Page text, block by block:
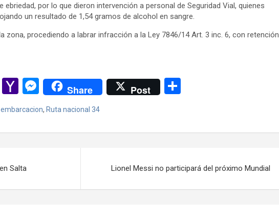
por lo que dieron intervención a personal de Seguridad Vial, quienes
un resultado de 1,54 gramos de alcohol en sangre.
zona, procediendo a labrar infracción a la Ley 7846/14 Art. 3 inc. 6, con retención
G
m
Y
h
o
M
M
es
se
n
Share Post
p
tir
embarcacion, Ruta nacional 34
Salta Lionel Messi no participará del próximo Mundial